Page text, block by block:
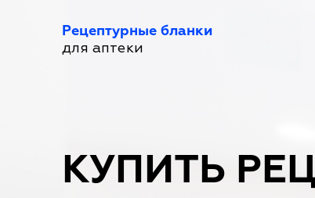
Рецептурные бланки
для аптеки
КУПИТЬ